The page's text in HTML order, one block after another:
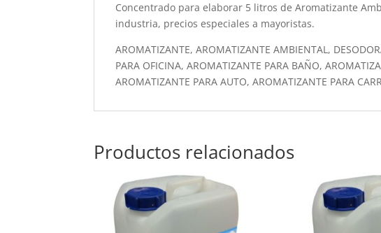
Concentrado para elaborar 5 litros de Aromatizante
industria, precios especiales a mayoristas.
AROMATIZANTE, AROMATIZANTE AMBIENTAL,
PARA OFICINA, AROMATIZANTE PARA BAÑO,
AROMATIZANTE PARA AUTO, AROMATIZANTE PARA
Productos relacionados